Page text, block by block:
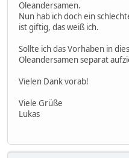
Oleandersamen.
Nun hab ich doch ein
ist giftig, das weiß ich.
Sollte ich das Vorhaben in
Oleandersamen separat
Vielen Dank vorab!
Viele Grüße
Lukas